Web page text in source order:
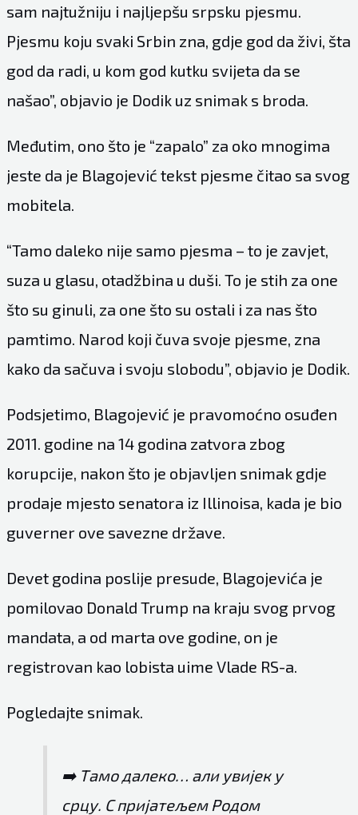
sam najtužniju i najljepšu srpsku pjesmu.
Pjesmu koju svaki Srbin zna, gdje god da živi, šta
god da radi, u kom god kutku svijeta da se
našao”, objavio je Dodik uz snimak s broda.
Međutim, ono što je “zapalo” za oko mnogima
jeste da je Blagojević tekst pjesme čitao sa svog
mobitela.
“Tamo daleko nije samo pjesma – to je zavjet,
suza u glasu, otadžbina u duši. To je stih za one
što su ginuli, za one što su ostali i za nas što
pamtimo. Narod koji čuva svoje pjesme, zna
kako da sačuva i svoju slobodu”, objavio je Dodik.
Podsjetimo, Blagojević je pravomoćno osuđen
2011. godine na 14 godina zatvora zbog
korupcije, nakon što je objavljen snimak gdje
prodaje mjesto senatora iz Illinoisa, kada je bio
guverner ove savezne države.
Devet godina poslije presude, Blagojevića je
pomilovao Donald Trump na kraju svog prvog
mandata, a od marta ove godine, on je
registrovan kao lobista uime Vlade RS-a.
Pogledajte snimak.
➡️ Тамо далеко… али увијек у
срцу. С пријатељем Рoдом